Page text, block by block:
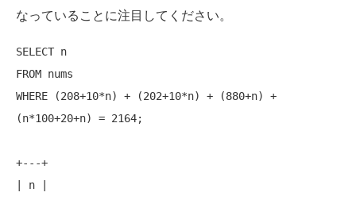
なっていることに注目してください。
SELECT
FROM
WHERE (208+10*n) + (202+10*n) + (880+n) +
(n*100+20+n) = 2164;
+---+
| n |